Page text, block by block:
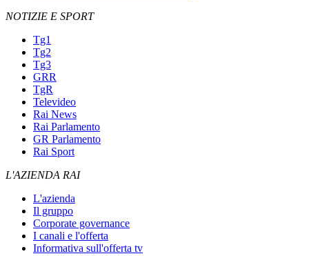
NOTIZIE E SPORT
Tg1
Tg2
Tg3
GRR
TgR
Televideo
Rai News
Rai Parlamento
GR Parlamento
Rai Sport
L'AZIENDA RAI
L'azienda
Il gruppo
Corporate governance
I canali e l'offerta
Informativa sull'offerta tv